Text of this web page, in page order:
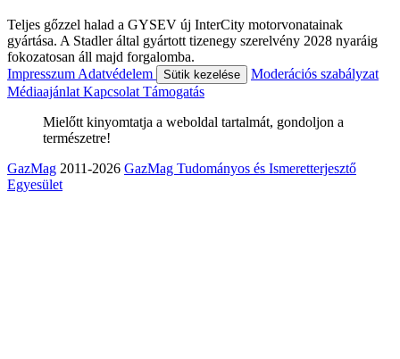
Teljes gőzzel halad a GYSEV új InterCity motorvonatainak
gyártása. A Stadler által gyártott tizenegy szerelvény 2028 nyaráig
fokozatosan áll majd forgalomba.
Impresszum Adatvédelem Sütik kezelése
Moderációs szabályzat
Médiaajánlat Kapcsolat Támogatás
Mielőtt kinyomtatja a weboldal tartalmát, gondoljon a
természetre!
GazMag 2011-2026 GazMag Tudományos és Ismeretterjesztő
Egyesület